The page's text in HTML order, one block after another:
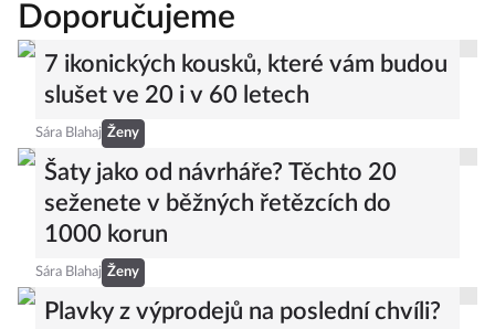
Doporučujeme
7 ikonických kousků, které vám budou
slušet ve 20 i v 60 letech
Sára Blahaj Ženy
Šaty jako od návrháře? Těchto 20
seženete v běžných řetězcích do
1000 korun
Sára Blahaj Ženy
Plavky z výprodejů na poslední chvíli?